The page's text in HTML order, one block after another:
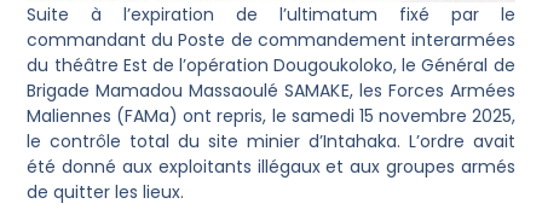
Suite à l’expiration de l’ultimatum fixé par le
commandant du Poste de commandement interarmées
du théâtre Est de l’opération Dougoukoloko, le Général de
Brigade Mamadou Massaoulé SAMAKE, les Forces Armées
Maliennes (FAMa) ont repris, le samedi 15 novembre 2025,
le contrôle total du site minier d’Intahaka. L’ordre avait
été donné aux exploitants illégaux et aux groupes armés
de quitter les lieux.